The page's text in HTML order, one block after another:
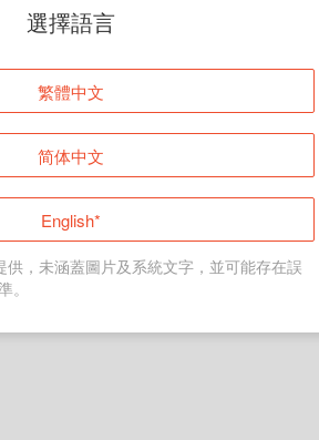
頁面無法顯示
登入
返回首頁
選擇語言
繁體中文
简体中文
English*
，未涵蓋圖片及系統文字，並可能存在誤
。